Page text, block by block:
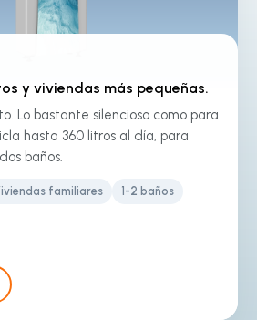
y viviendas más pequeñas.
Lo bastante silencioso como para
hasta 360 litros al día, para
baños.
familiares
1-2 baños